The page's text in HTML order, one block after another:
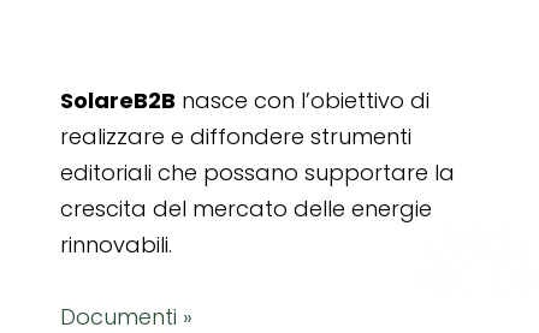
SolareB2B nasce con l’obiettivo di
realizzare e diffondere strumenti
editoriali che possano supportare la
crescita del mercato delle energie
rinnovabili.
Documenti »